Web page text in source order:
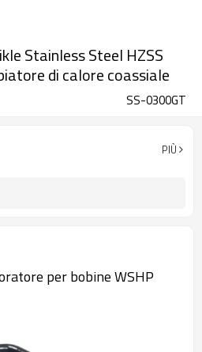
Stainless Steel HZSS
di calore coassiale
SS-0300GT
PIÙ
per bobine WSHP